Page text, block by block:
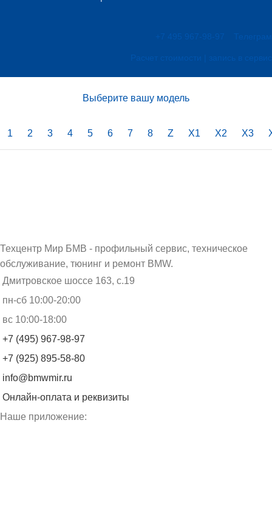
+7 495 967-98-97 Телеграм
Расчет стоимости | запись в сервис
Выберите вашу модель
1 2 3 4 5 6 7 8 Z X1 X2 X3
Техцентр Мир БМВ - профильный сервис, техническое
обслуживание, тюнинг и ремонт BMW.
Дмитровское шоссе 163, с.19
пн-сб 10:00-20:00
вс 10:00-18:00
+7 (495) 967-98-97
+7 (925) 895-58-80
info@bmwmir.ru
Онлайн-оплата и реквизиты
Наше приложение: